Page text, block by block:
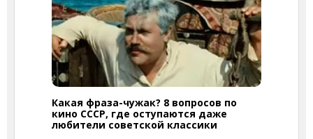
Какая фраза-чужак? 8 вопросов по
кино СССР, где оступаются даже
любители советской классики